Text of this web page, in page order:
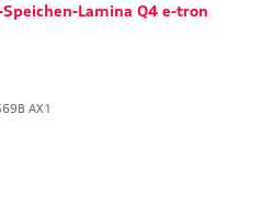
Lamina Q4 e-tron
AX1